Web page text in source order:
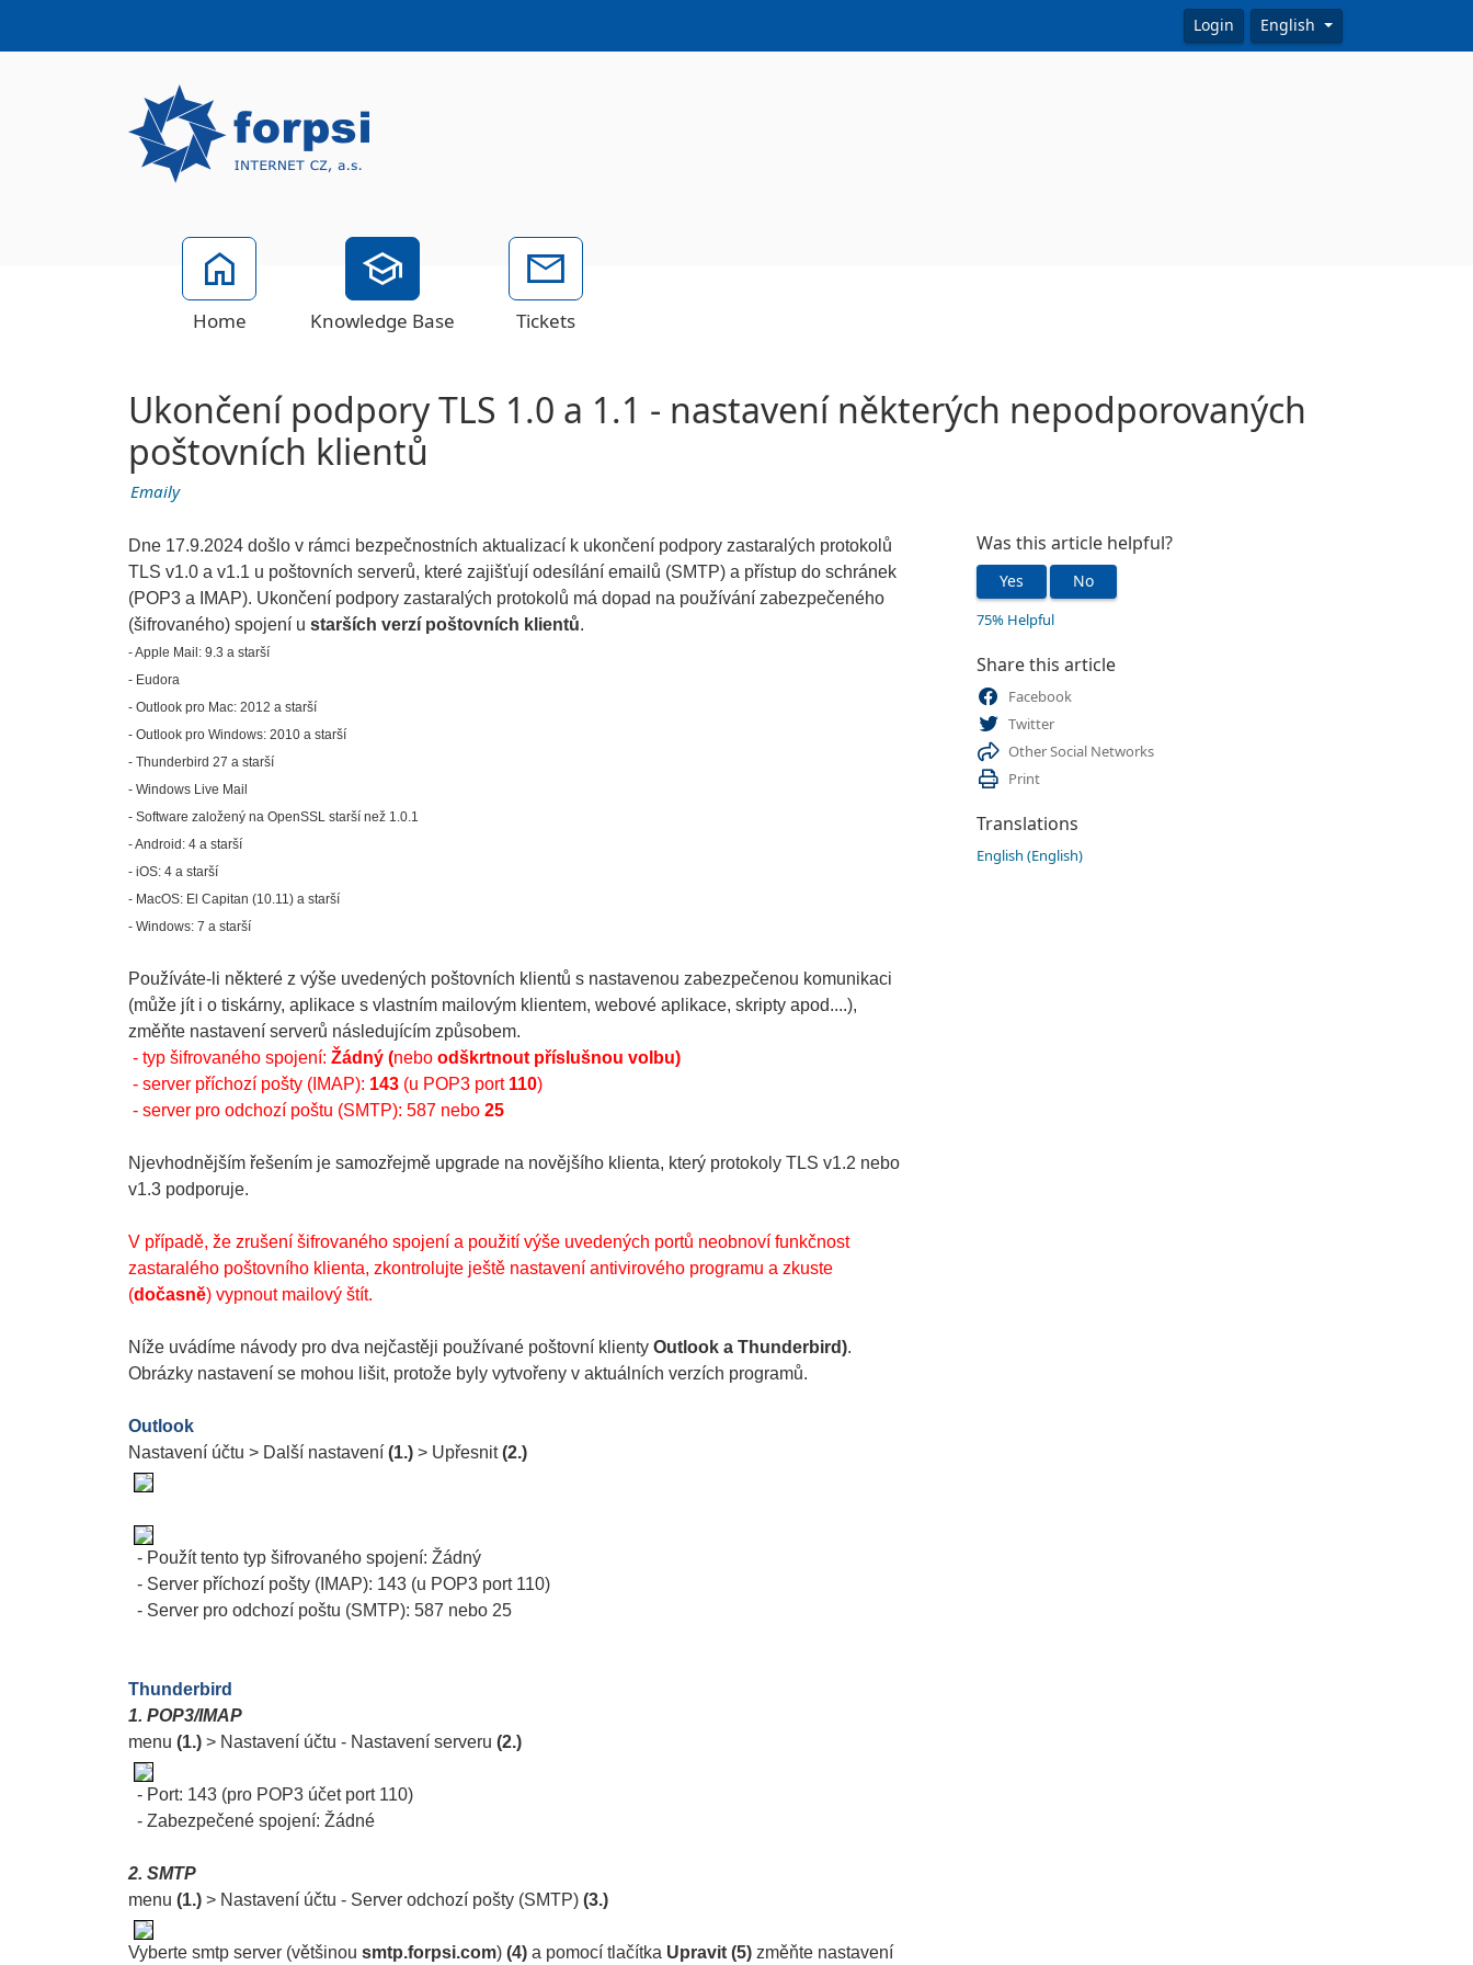
Login English
Home Knowledge Base Tickets
Ukončení podpory TLS 1.0 a 1.1 - nastavení některých nepodporovaných
poštovních klientů
Emaily
Dne 17.9.2024 došlo v rámci bezpečnostních aktualizací k ukončení podpory zastaralých protokolů
TLS v1.0 a v1.1 u poštovních serverů, které zajišťují odesílání emailů (SMTP) a přístup do schránek
(POP3 a IMAP). Ukončení podpory zastaralých protokolů má dopad na používání zabezpečeného
(šifrovaného) spojení u starších verzí poštovních klientů.
- Apple Mail: 9.3 a starší
- Eudora
- Outlook pro Mac: 2012 a starší
- Outlook pro Windows: 2010 a starší
- Thunderbird 27 a starší
- Windows Live Mail
- Software založený na OpenSSL starší než 1.0.1
- Android: 4 a starší
- iOS: 4 a starší
- MacOS: El Capitan (10.11) a starší
- Windows: 7 a starší
Používáte-li některé z výše uvedených poštovních klientů s nastavenou zabezpečenou komunikaci
(může jít i o tiskárny, aplikace s vlastním mailovým klientem, webové aplikace, skripty apod....),
změňte nastavení serverů následujícím způsobem.
- typ šifrovaného spojení: Žádný (nebo odškrtnout příslušnou volbu)
- server příchozí pošty (IMAP): 143 (u POP3 port 110)
- server pro odchozí poštu (SMTP): 587 nebo 25
Njevhodnějším řešením je samozřejmě upgrade na novějšího klienta, který protokoly TLS v1.2 nebo
v1.3 podporuje.
V případě, že zrušení šifrovaného spojení a použití výše uvedených portů neobnoví funkčnost
zastaralého poštovního klienta, zkontrolujte ještě nastavení antivirového programu a zkuste
(dočasně) vypnout mailový štít.
Níže uvádíme návody pro dva nejčastěji používané poštovní klienty Outlook a Thunderbird).
Obrázky nastavení se mohou lišit, protože byly vytvořeny v aktuálních verzích programů.
Outlook
Nastavení účtu > Další nastavení (1.) > Upřesnit(2.)
- Použít tento typ šifrovaného spojení: Žádný
- Server příchozí pošty (IMAP): 143 (u POP3 port 110)
- Server pro odchozí poštu (SMTP): 587 nebo 25
Thunderbird
1. POP3/IMAP
menu (1.) > Nastavení účtu - Nastavení serveru (2.)
- Port: 143 (pro POP3 účet port 110)
- Zabezpečené spojení: Žádné
2. SMTP
menu (1.) > Nastavení účtu - Server odchozí pošty (SMTP) (3.)
Vyberte smtp server (většinou smtp.forpsi.com) (4) a pomocí tlačítka Upravit (5) změňte nastavení
Was this article helpful?
Yes No
75% Helpful
Share this article
Facebook
Twitter
Other Social Networks
Print
Translations
English (English)